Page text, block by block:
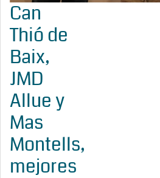
Can
Thió de
Baix,
JMD
Allue y
Mas
Montells,
mejores